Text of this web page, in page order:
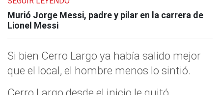
Murió Jorge Messi, padre y pilar en la carrera de
Lionel Messi
Si bien Cerro Largo ya había salido mejor
que el local, el hombre menos lo sintió.